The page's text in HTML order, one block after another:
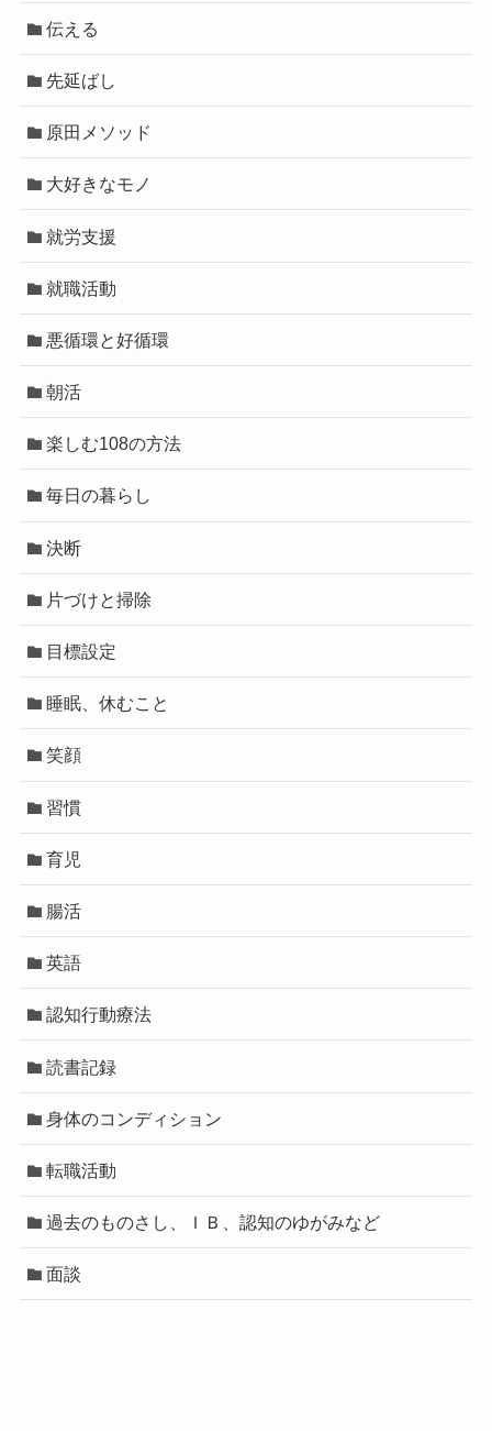
伝える
先延ばし
原田メソッド
大好きなモノ
就労支援
就職活動
悪循環と好循環
朝活
楽しむ108の方法
毎日の暮らし
決断
片づけと掃除
目標設定
睡眠、休むこと
笑顔
習慣
育児
腸活
英語
認知行動療法
読書記録
身体のコンディション
転職活動
過去のものさし、ＩＢ、認知のゆがみなど
面談